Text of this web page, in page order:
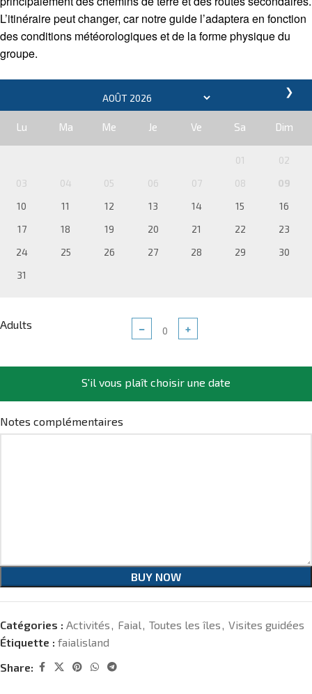
L’itinéraire peut changer, car notre guide l’adaptera en fonction
des conditions météorologiques et de la forme physique du
groupe.
❯
Lu Ma Me Je Ve Sa Dim
01
02
03
04 05 06 07 08
09
10
11 12 13 14 15
16
17
18 19 20 21 22
23
24
25 26 27 28 29
30
31
Adults − +
S'il vous plaît choisir une date
Notes complémentaires
BUY NOW
Catégories : Activités, Faial, Toutes les îles, Visites guidées
Étiquette : faialisland
Share: